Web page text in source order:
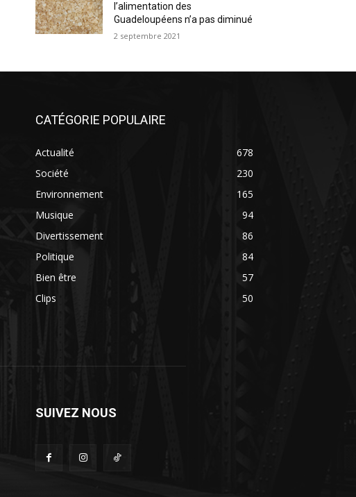
l’alimentation des
Guadeloupéens n’a pas diminué
2 septembre 2021
CATÉGORIE POPULAIRE
Actualité
678
Société
230
Environnement
165
Musique
94
Divertissement
86
Politique
84
Bien être
57
Clips
50
SUIVEZ NOUS